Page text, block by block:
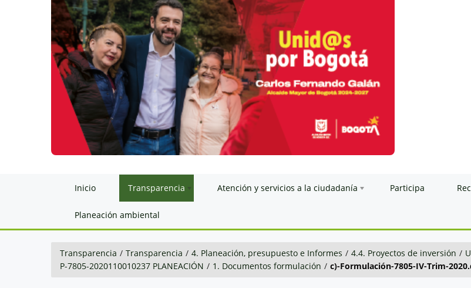
Inicio Transparencia Atención y servicios a la ciudadanía Participa
Planeación ambiental
Transparencia / Transparencia / 4. Planeación, presupuesto e Informes / 4.4. Proyectos de inversión /
P-7805-2020110010237 PLANEACIÓN / 1. Documentos formulación / c)-Formulación-7805-IV-Trim-